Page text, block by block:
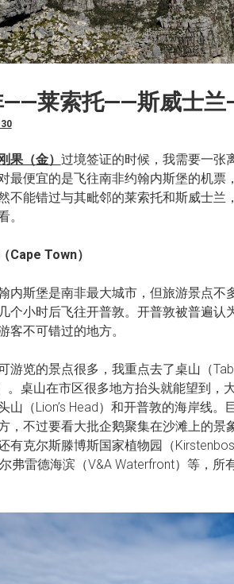
——莱索托——斯威士兰
刚果（金） 过境签证的时候，我需要一张
最便宜的是飞往南非约翰内斯堡的机票
不能错过与其毗邻的莱索托和斯威士兰
。
Cape Town）
内斯堡是南非最大城市，但旅游景点不
个小时后飞往开普敦。开普敦被普遍认
客不可错过的地方。
游览的景点很多，我重点去了桌山（
。桌山在市区很多地方抬头就能望到，
山（Lion’s Head）和开普敦的海岸线
，不过要看大批企鹅聚集在沙滩上的景
有克尔斯滕博斯国家植物园（
弗雷德海滨（V&A Waterfront）等，